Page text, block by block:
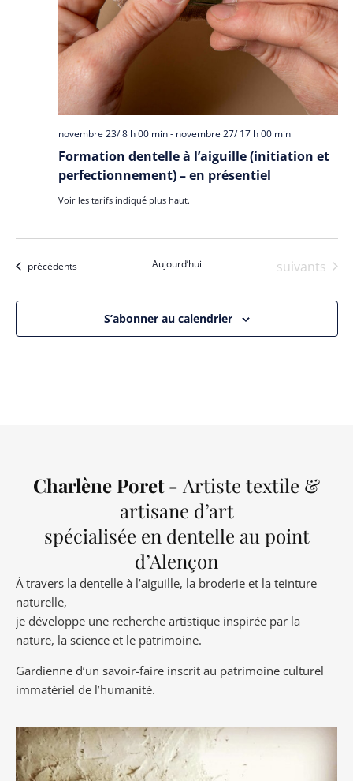
Formation dentelle à l’aiguille (initiation et
perfectionnement) – en présentiel
novembre 23/ 8 h 00 min- novembre 27/ 17 h 00 min
Voir les tarifs indiqué plus haut.
Évènements
précédents Aujourd’hui Évènements
suivants
S’abonner au calendrier
Charlène Poret - Artiste textile &
artisane d’art
spécialisée en dentelle au point
d’Alençon
À travers la dentelle à l’aiguille, la broderie et la teinture
naturelle,
je développe une recherche artistique inspirée par la
nature, la science et le patrimoine.
Gardienne d’un savoir-faire inscrit au patrimoine culturel
immatériel de l’humanité.